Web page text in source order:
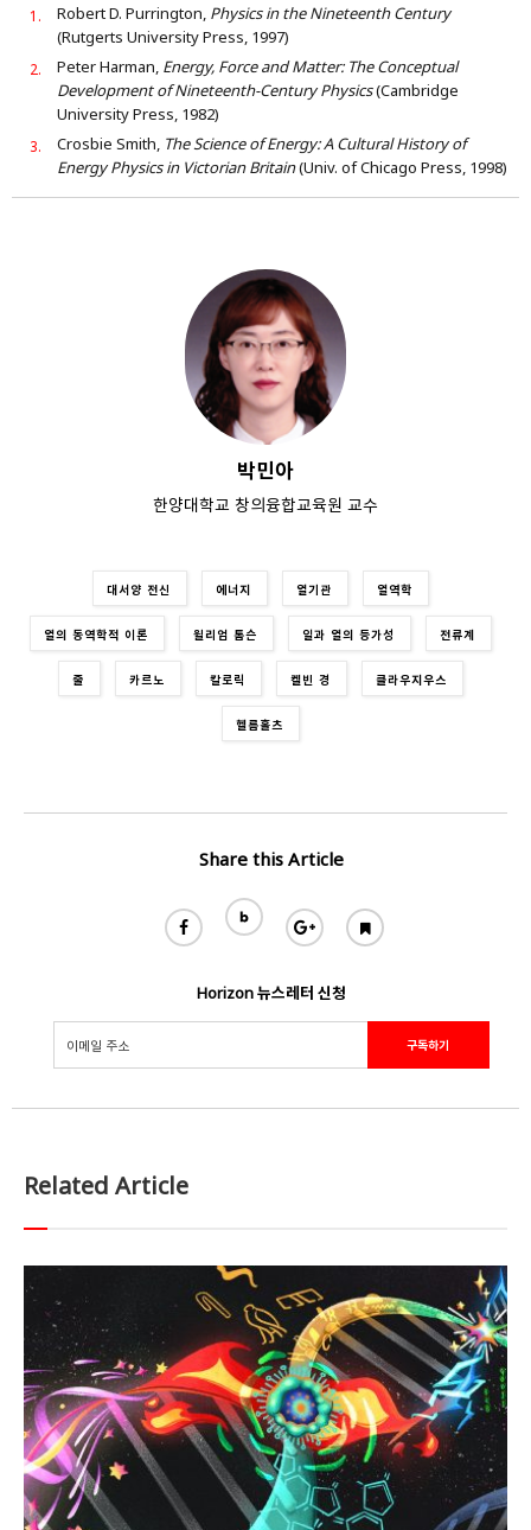
Robert D. Purrington, Physics in the Nineteenth Century
(Rutgerts University Press, 1997)
Peter Harman, Energy, Force and Matter: The Conceptual
Development of Nineteenth-Century Physics(Cambridge
University Press, 1982)
Crosbie Smith, The Science of Energy: A Cultural History of
Energy Physics in Victorian Britain(Univ. of Chicago Press, 1998)
박민아
한양대학교 창의융합교육원 교수
대서양 전신 에너지 열기관 열역학
열의 동역학적 이론 윌리엄 톰슨 일과 열의 등가성 전류계
줄 카르노 칼로릭 켈빈 경 클라우지우스
헬름홀츠
Share this Article
Horizon 뉴스레터 신청
Related Article